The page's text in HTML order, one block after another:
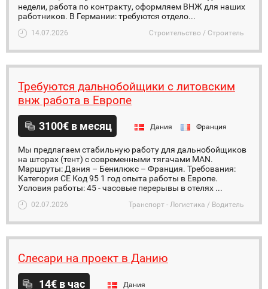
недели, работа по контракту, оформляем ВНЖ для наших
работников. В Германии: требуются отдело...
14.07.2026 Строительство / Строитель
Требуются дальнобойщики с литовским
внж работа в Европе
3100€ в месяц Дания Франция
Мы предлагаем стабильную работу для дальнобойщиков
на шторах (тент) с современными тягачами MAN.
Маршруты: Дания – Бенилюкс – Франция. Требования:
Категория CE Код 95 1 год опыта работы в Европе.
Условия работы: 45 - часовые перерывы в отелях ...
02.07.2026 Транспорт - Логистика / Водитель
Слесари на проект в Данию
14€ в час Дания